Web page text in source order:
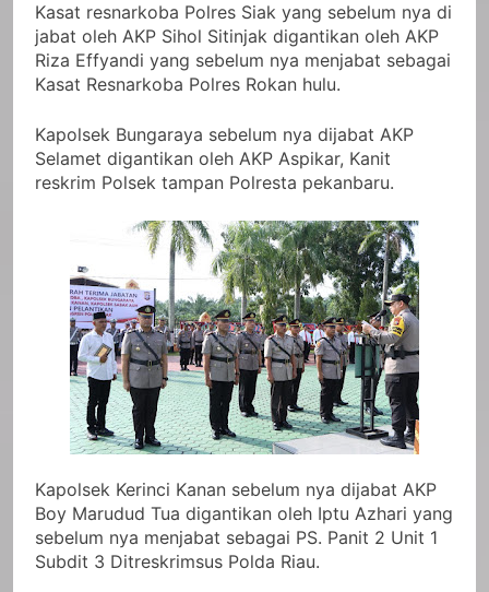
Kasat resnarkoba Polres Siak yang sebelum nya di
jabat oleh AKP Sihol Sitinjak digantikan oleh AKP
Riza Effyandi yang sebelum nya menjabat sebagai
Kasat Resnarkoba Polres Rokan hulu.
Kapolsek Bungaraya sebelum nya dijabat AKP
Selamet digantikan oleh AKP Aspikar, Kanit
reskrim Polsek tampan Polresta pekanbaru.
Kapolsek Kerinci Kanan sebelum nya dijabat AKP
Boy Marudud Tua digantikan oleh Iptu Azhari yang
sebelum nya menjabat sebagai PS. Panit 2 Unit 1
Subdit 3 Ditreskrimsus Polda Riau.